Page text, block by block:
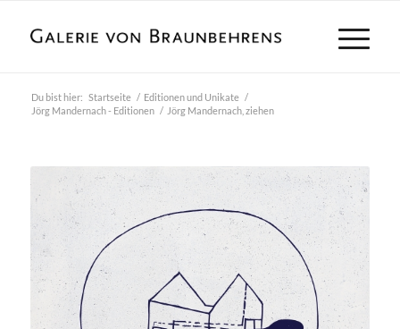
Du bist hier: Startseite / Editionen und Unikate /
Jörg Mandernach - Editionen / Jörg Mandernach, ziehen